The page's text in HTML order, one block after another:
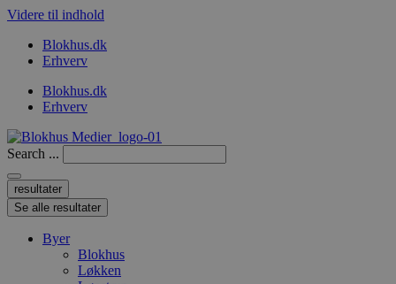
Videre til indhold
Blokhus.dk
Erhverv
Blokhus.dk
Erhverv
Search ...
resultater
Se alle resultater
Byer
Blokhus
Løkken